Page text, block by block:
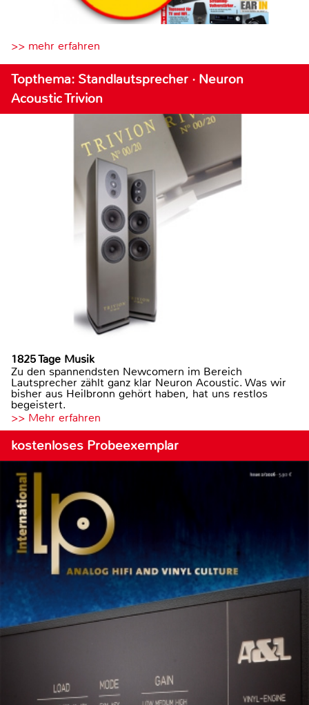
>> mehr erfahren
Topthema: Standlautsprecher · Neuron
Acoustic Trivion
1825 Tage Musik
Zu den spannendsten Newcomern im Bereich
Lautsprecher zählt ganz klar Neuron Acoustic. Was wir
bisher aus Heilbronn gehört haben, hat uns restlos
begeistert.
>> Mehr erfahren
kostenloses Probeexemplar